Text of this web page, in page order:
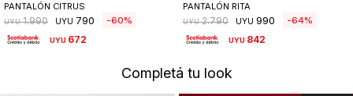
PANTALÓN CITRUS
UYU 1.990 UYU 790 60
UYU 672
PANTALÓN RITA
UYU 2.790 UYU 990 64
UYU 842
Completá tu look